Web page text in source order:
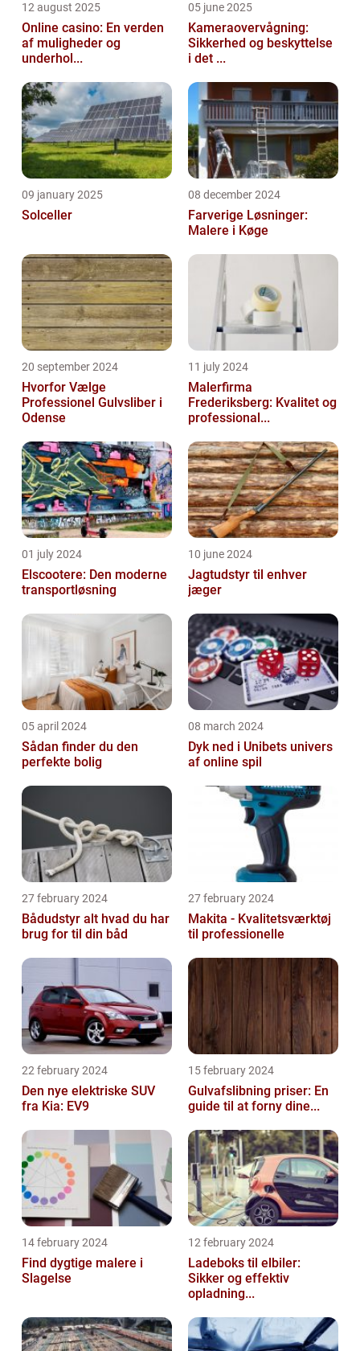
12 august 2025
Online casino: En verden
af muligheder og
underhol...
05 june 2025
Kameraovervågning:
Sikkerhed og beskyttelse
i det ...
09 january 2025
Solceller
08 december 2024
Farverige Løsninger:
Malere i Køge
20 september 2024
Hvorfor Vælge
Professionel Gulvsliber i
Odense
11 july 2024
Malerfirma
Frederiksberg: Kvalitet og
professional...
01 july 2024
Elscootere: Den moderne
transportløsning
10 june 2024
Jagtudstyr til enhver
jæger
05 april 2024
Sådan finder du den
perfekte bolig
08 march 2024
Dyk ned i Unibets univers
af online spil
27 february 2024
Bådudstyr alt hvad du har
brug for til din båd
27 february 2024
Makita - Kvalitetsværktøj
til professionelle
22 february 2024
Den nye elektriske SUV
fra Kia: EV9
15 february 2024
Gulvafslibning priser: En
guide til at forny dine...
14 february 2024
Find dygtige malere i
Slagelse
12 february 2024
Ladeboks til elbiler:
Sikker og effektiv
opladning...